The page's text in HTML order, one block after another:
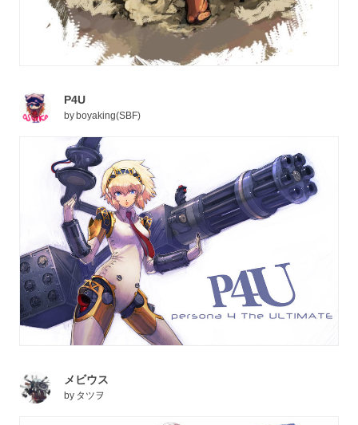
P4U
byboyaking(SBF)
メビウス
by タツヲ